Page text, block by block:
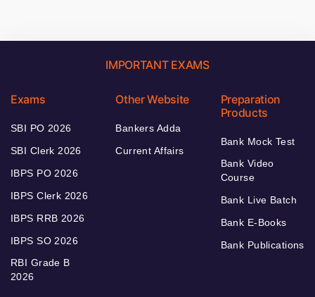
IMPORTANT EXAMS
Exams
SBI PO 2026
SBI Clerk 2026
IBPS PO 2026
IBPS Clerk 2026
IBPS RRB 2026
IBPS SO 2026
RBI Grade B
2026
Other Website
Bankers Adda
Current Affairs
Preparation
Products
Bank Mock Test
Bank Video
Course
Bank Live Batch
Bank E-Books
Bank Publications